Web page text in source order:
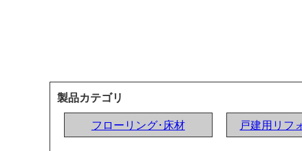
製品カテゴリ
フローリング･床材
戸建用リフ